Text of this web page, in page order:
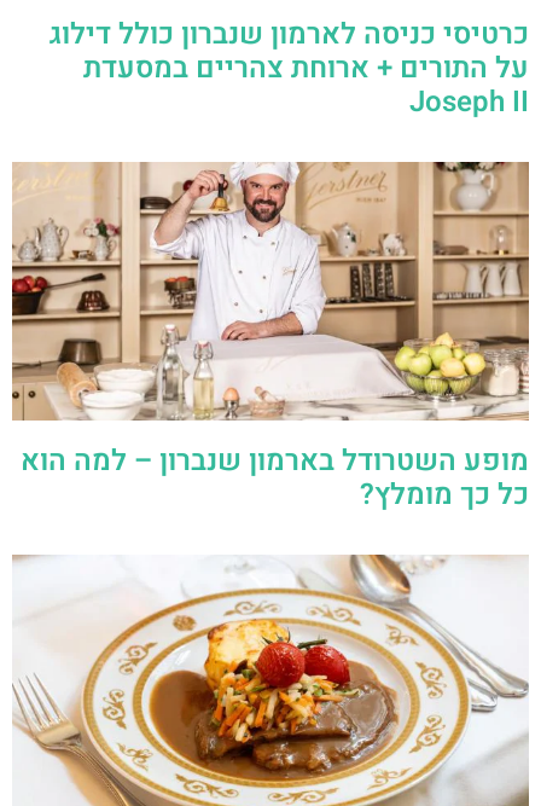
כרטיסי כניסה לארמון שנברון כולל דילוג
על התורים + ארוחת צהריים במסעדת
Joseph II
מופע השטרודל בארמון שנברון – למה הוא
כל כך מומלץ?